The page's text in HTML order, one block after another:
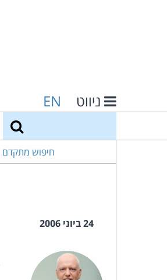
ניווט EN
חיפוש מתקדם
24 ביוני 2006